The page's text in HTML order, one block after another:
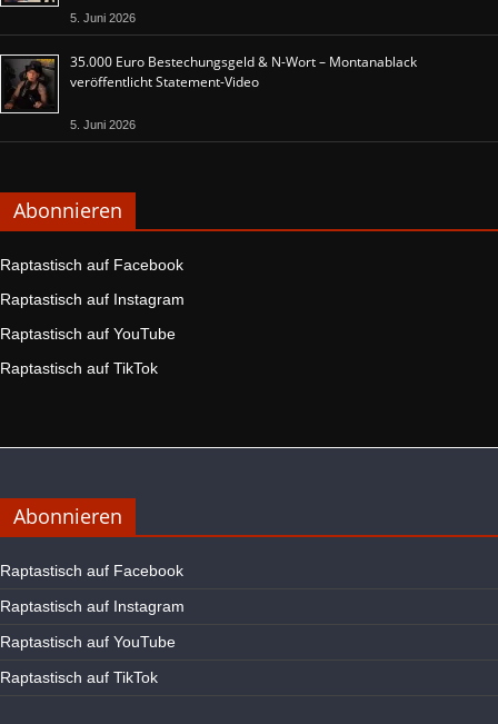
5. Juni 2026
35.000 Euro Bestechungsgeld & N-Wort – Montanablack
veröffentlicht Statement-Video
5. Juni 2026
Abonnieren
Raptastisch auf Facebook
Raptastisch auf Instagram
Raptastisch auf YouTube
Raptastisch auf TikTok
Abonnieren
Raptastisch auf Facebook
Raptastisch auf Instagram
Raptastisch auf YouTube
Raptastisch auf TikTok